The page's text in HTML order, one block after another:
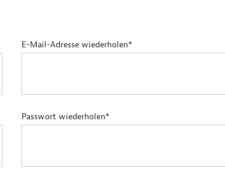
E-Mail-Adresse wiederholen*
Passwort wiederholen*